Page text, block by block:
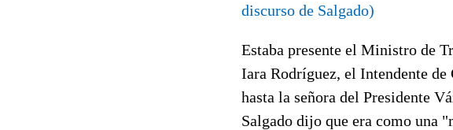
discurso de Salgado)
Estaba presente el Ministro de
Iara Rodríguez, el Intendente de
hasta la señora del Presidente
Salgado dijo que era como una